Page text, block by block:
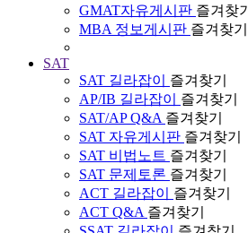
GMAT자유게시판 즐겨찾기
MBA 정보게시판 즐겨찾기
SAT
SAT 길라잡이
즐겨찾기
AP/IB 길라잡이
즐겨찾기
SAT/AP Q&A 즐겨찾기
SAT 자유게시판 즐겨찾기
SAT 비법노트 즐겨찾기
SAT 문제토론 즐겨찾기
ACT 길라잡이
즐겨찾기
ACT Q&A 즐겨찾기